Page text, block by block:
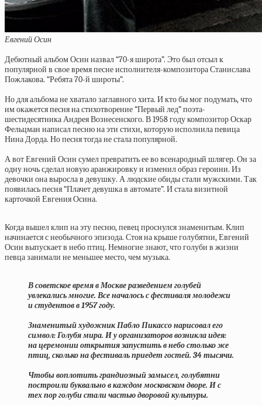
Евгений Осин
Дебютный альбом Осин назвал “70-я широта”. Это был отсыл к
популярной в свое время песне исполнителя-композитора Станислава
Пожлакова. “Ребята 70-й широты”.
Но для альбома не хватало заглавного хита. И кто бы мог подумать, что
им окажется песня на стихотворение “Первый лед” поэта-
шестидесятника Андрея Вознесенского. В 1958 году композитор Оскар
Фельцман написал песню на эти стихи, которую исполнила певица
Нина Дорда. Но песня тогда не стала популярной.
А вот Евгений Осин сумел превратить ее во всенародный шлягер. Он за
одну ночь сделал новую аранжировку и изменил образ героини. Из
девочки она выросла в девушку. А людские обиды стали мужскими. Так
появилась песня “Плачет девушка в автомате”. И стала визитной
карточкой Евгения Осина.
Когда вышел клип на эту песню, певец проснулся знаменитым. Клип
начинается с необычного эпизода. Стоя на крыше голубятни, Евгений
Осин выпускает в небо птиц. Немногие знают, что голуби в жизни
певца занимали не меньшее место, чем музыка.
В советское время в Москве разведением голубей
увлекались многие. Все началось с фестиваля молодежи
и студентов в 1957 году.
Знаменитый художник Пабло Пикассо нарисовал его
символ: Голубя мира. И у организаторов возникла идея:
на церемонии открытия запустить в небо столько же
птиц, сколько на фестиваль приедет гостей. 34 тысячи.
Чтобы воплотить грандиозный замысел, голубятни
построили буквально в каждом московском дворе. И с
тех пор голуби стали частью дворовой культуры.